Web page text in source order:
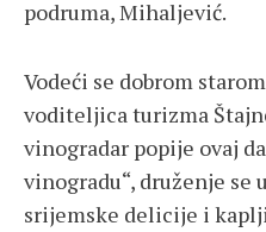
podruma, Mihaljević.
Vodeći se dobrom
voditeljica turizma
vinogradar popije ovaj
vinogradu“, druženje se
srijemske delicije i